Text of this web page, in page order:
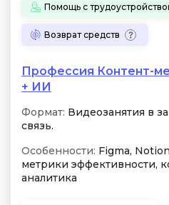
Помощь с
Возврат средств
Профессия Контент-
+ ИИ
Формат: Видеозанятия в
связь.
Особенности: Figma,
метрики эффективности,
аналитика